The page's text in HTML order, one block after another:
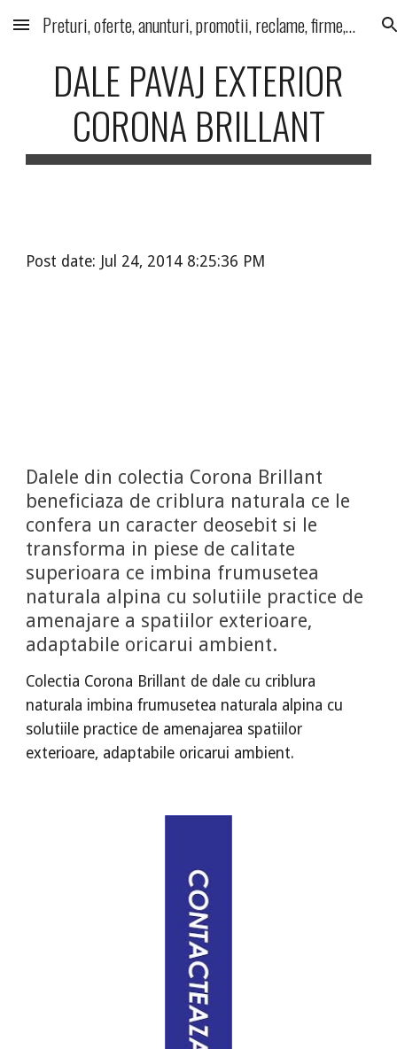
Skip to main content Skip to navigation
Preturi, oferte, anunturi, promotii, reclame, firme, produse, servicii
DALE PAVAJ EXTERIOR
CORONA BRILLANT
Post date: Jul 24, 2014 8:25:36 PM
Dalele din colectia Corona Brillant
beneficiaza de criblura naturala ce le
confera un caracter deosebit si le
transforma in piese de calitate
superioara ce imbina frumusetea
naturala alpina cu solutiile practice de
amenajare a spatiilor exterioare,
adaptabile oricarui ambient.
Colectia Corona Brillant de dale cu criblura
naturala imbina frumusetea naturala alpina cu
solutiile practice de amenajarea spatiilor
exterioare, adaptabile oricarui ambient.